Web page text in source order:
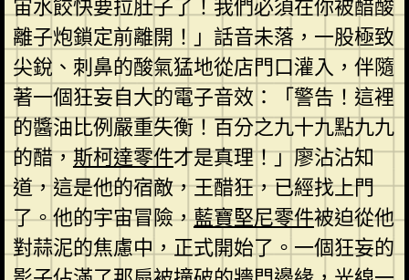
宙水餃快要拉肚子了！我們必須在你被醋酸
離子炮鎖定前離開！」話音未落，一股極致
尖銳、刺鼻的酸氣猛地從店門口灌入，伴隨
著一個狂妄自大的電子音效：「警告！這裡
的醬油比例嚴重失衡！百分之九十九點九九
的醋，斯柯達零件才是真理！」廖沾沾知
道，這是他的宿敵，王醋狂，已經找上門
了。他的宇宙冒險，藍寶堅尼零件被迫從他
對蒜泥的焦慮中，正式開始了。一個狂妄的